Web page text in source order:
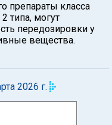
препараты класса
типа, могут
передозировки у
вещества.
2026 г.